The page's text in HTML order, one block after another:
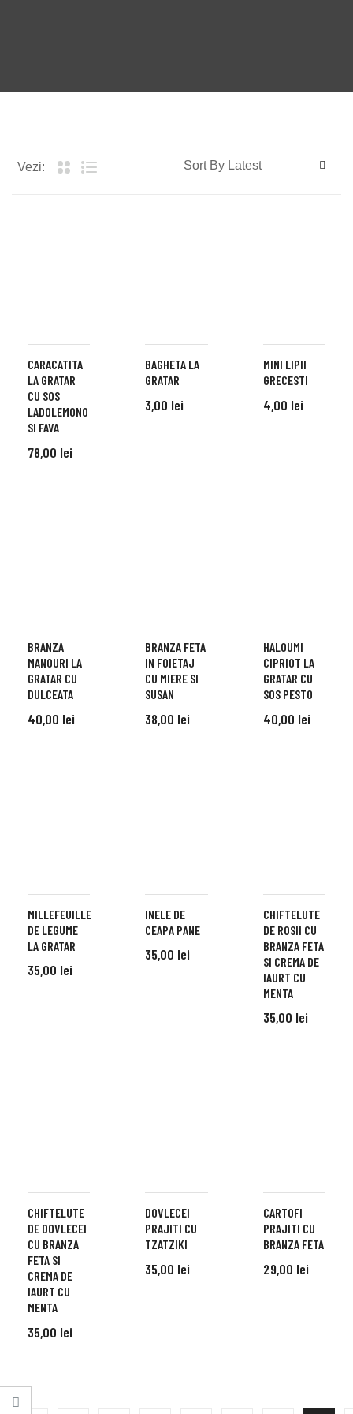
Vezi:
CARACATITA
LA GRATAR
CU SOS
LADOLEMONO
SI FAVA
78,00 lei
BAGHETA LA
GRATAR
3,00 lei
MINI LIPII
GRECESTI
4,00 lei
BRANZA
MANOURI LA
GRATAR CU
DULCEATA
40,00 lei
BRANZA FETA
IN FOIETAJ
CU MIERE SI
SUSAN
38,00 lei
HALOUMI
CIPRIOT LA
GRATAR CU
SOS PESTO
40,00 lei
MILLEFEUILLE
DE LEGUME
LA GRATAR
35,00 lei
INELE DE
CEAPA PANE
35,00 lei
CHIFTELUTE
DE ROSII CU
BRANZA FETA
SI CREMA DE
IAURT CU
MENTA
35,00 lei
CHIFTELUTE
DE DOVLECEI
CU BRANZA
FETA SI
CREMA DE
IAURT CU
MENTA
35,00 lei
DOVLECEI
PRAJITI CU
TZATZIKI
35,00 lei
CARTOFI
PRAJITI CU
BRANZA FETA
29,00 lei